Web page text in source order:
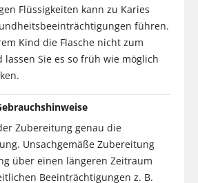
Flüssigkeiten kann zu Karies
führen.
Kind die Flasche nicht zum
lassen Sie es so früh wie möglich
Zubereitung genau die
Unsachgemäße Zubereitung
über einen längeren Zeitraum
Beeinträchtigungen z. B.